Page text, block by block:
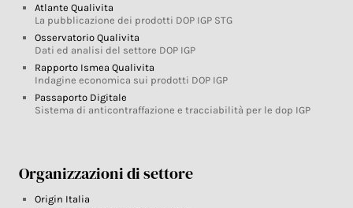
Atlante Qualivita
La pubblicazione dei prodotti DOP IGP STG
Osservatorio Qualivita
Dati ed analisi del settore DOP IGP
Rapporto Ismea Qualivita
Indagine economica sui prodotti DOP IGP
Passaporto Digitale
Sistema di anticontraffazione e tracciabilità per le dop IGP
Organizzazioni di settore
Origin Italia